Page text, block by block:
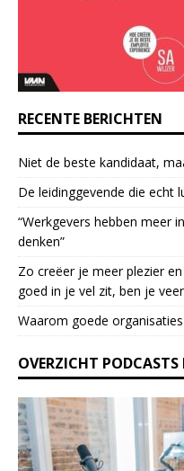
.
l
e
a
s
e
l
a
v
t
h
i
s
f
i
RECENTE BERICHTEN
Niet de beste kandidaat,
De leidinggevende die echt
“Werkgevers hebben meer
denken”
Zo creëer je meer plezier
goed in je vel zit, ben je
Waarom goede
OVERZICHT PODCASTS